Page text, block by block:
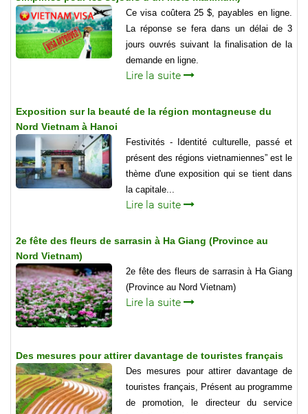
Ce visa coûtera 25 $, payables en ligne.
La réponse se fera dans un délai de 3
jours ouvrés suivant la finalisation de la
demande en ligne.
Lire la suite
Exposition sur la beauté de la région montagneuse du
Nord Vietnam à Hanoi
Festivités - Identité culturelle, passé et
présent des régions vietnamiennes” est le
thème d'une exposition qui se tient dans
la capitale...
Lire la suite
2e fête des fleurs de sarrasin à Ha Giang (Province au
Nord Vietnam)
2e fête des fleurs de sarrasin à Ha Giang
(Province au Nord Vietnam)
Lire la suite
Des mesures pour attirer davantage de touristes français
Des mesures pour attirer davantage de
touristes français, Présent au programme
de promotion, le directeur du service